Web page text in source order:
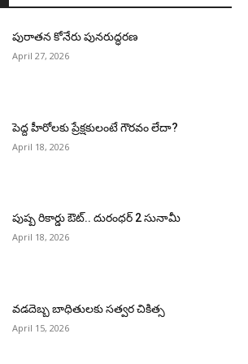
పురాత‌న కోనేరు పున‌రుద్ధ‌ర‌ణ
April 27, 2026
పెద్ద హీరోల‌కు ప్రేక్ష‌కులంటే గౌర‌వం లేదా?
April 18, 2026
పుష్ప రికార్డు ఔట్‌.. దురంధ‌ర్ 2 సునామీ
April 18, 2026
వడదెబ్బ బాధితులకు సత్వర చికిత్స
April 15, 2026